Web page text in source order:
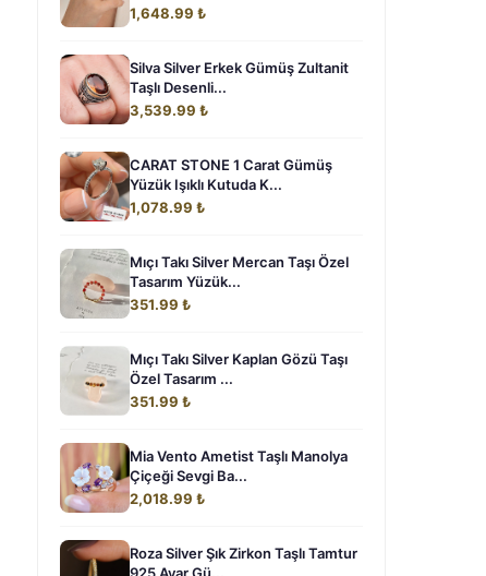
1,648.99 ₺
Silva Silver Erkek Gümüş Zultanit
Taşlı Desenli...
3,539.99 ₺
CARAT STONE 1 Carat Gümüş
Yüzük Işıklı Kutuda K...
1,078.99 ₺
Mıçı Takı Silver Mercan Taşı Özel
Tasarım Yüzük...
351.99 ₺
Mıçı Takı Silver Kaplan Gözü Taşı
Özel Tasarım ...
351.99 ₺
Mia Vento Ametist Taşlı Manolya
Çiçeği Sevgi Ba...
2,018.99 ₺
Roza Silver Şık Zirkon Taşlı Tamtur